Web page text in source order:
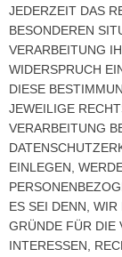
JEDERZEIT DAS
BESONDEREN
VERARBEITUNG
WIDERSPRUCH
DIESE
JEWEILIGE
VERARBEITUNG
EINLEGEN,
ES SEI DENN,
GRÜNDE FÜR DIE
INTERESSEN,